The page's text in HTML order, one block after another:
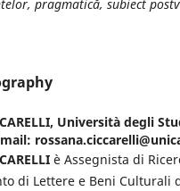
pragmatică, subiect
Università degli
è Assegnista di
di Lettere e Beni Culturali